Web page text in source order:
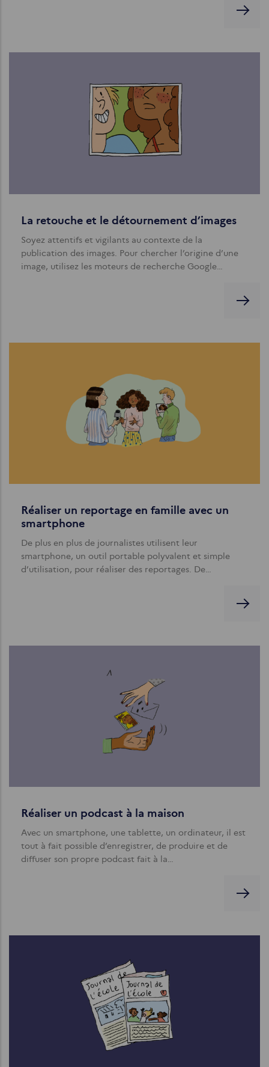
La retouche et le détournement d’images
Soyez attentifs et vigilants au contexte de la
publication des images. Pour chercher l’origine d’une
image, utilisez les moteurs de recherche Google…
Réaliser un reportage en famille avec un
smartphone
De plus en plus de journalistes utilisent leur
smartphone, un outil portable polyvalent et simple
d’utilisation, pour réaliser des reportages. De…
Réaliser un podcast à la maison
Avec un smartphone, une tablette, un ordinateur, il est
tout à fait possible d’enregistrer, de produire et de
diffuser son propre podcast fait à la…